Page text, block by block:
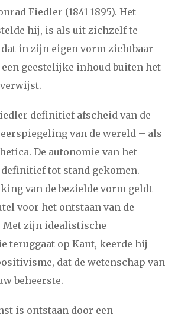
Fiedler (1841-1895). Het
hij, is als uit zichzelf te
in zijn eigen vorm zichtbaar
geestelijke inhoud buiten het
definitief afscheid van de
van de wereld – als
De autonomie van het
tot stand gekomen.
van de bezielde vorm geldt
voor het ontstaan van de
Met zijn idealistische
teruggaat op Kant, keerde hij
dat de wetenschap van
beheerste.
is ontstaan door een